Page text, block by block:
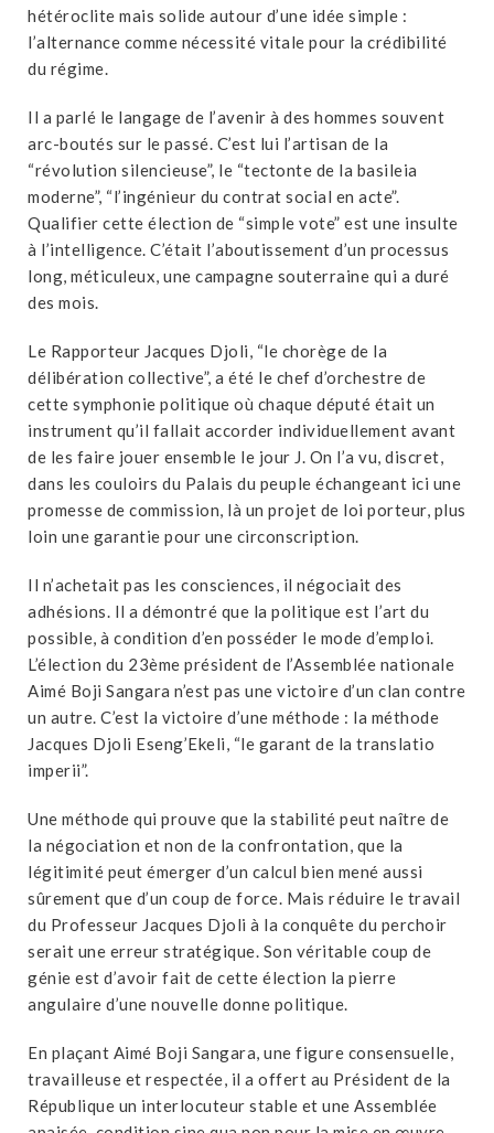
hétéroclite mais solide autour d’une idée simple :
l’alternance comme nécessité vitale pour la crédibilité
du régime.
Il a parlé le langage de l’avenir à des hommes souvent
arc-boutés sur le passé. C’est lui l’artisan de la
“révolution silencieuse”, le “tectonte de la basileia
moderne”, “l’ingénieur du contrat social en acte”.
Qualifier cette élection de “simple vote” est une insulte
à l’intelligence. C’était l’aboutissement d’un processus
long, méticuleux, une campagne souterraine qui a duré
des mois.
Le Rapporteur Jacques Djoli, “le chorège de la
délibération collective”, a été le chef d’orchestre de
cette symphonie politique où chaque député était un
instrument qu’il fallait accorder individuellement avant
de les faire jouer ensemble le jour J. On l’a vu, discret,
dans les couloirs du Palais du peuple échangeant ici une
promesse de commission, là un projet de loi porteur, plus
loin une garantie pour une circonscription.
Il n’achetait pas les consciences, il négociait des
adhésions. Il a démontré que la politique est l’art du
possible, à condition d’en posséder le mode d’emploi.
L’élection du 23ème président de l’Assemblée nationale
Aimé Boji Sangara n’est pas une victoire d’un clan contre
un autre. C’est la victoire d’une méthode : la méthode
Jacques Djoli Eseng’Ekeli, “le garant de la translatio
imperii”.
Une méthode qui prouve que la stabilité peut naître de
la négociation et non de la confrontation, que la
légitimité peut émerger d’un calcul bien mené aussi
sûrement que d’un coup de force. Mais réduire le travail
du Professeur Jacques Djoli à la conquête du perchoir
serait une erreur stratégique. Son véritable coup de
génie est d’avoir fait de cette élection la pierre
angulaire d’une nouvelle donne politique.
En plaçant Aimé Boji Sangara, une figure consensuelle,
travailleuse et respectée, il a offert au Président de la
République un interlocuteur stable et une Assemblée